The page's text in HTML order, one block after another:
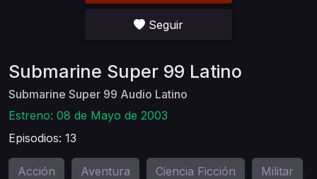
Seguir
Submarine Super 99 Latino
Submarine Super 99 Audio Latino
Estreno: 08 de Mayo de 2003
Episodios: 13
Acción Aventura Ciencia Ficción Militar